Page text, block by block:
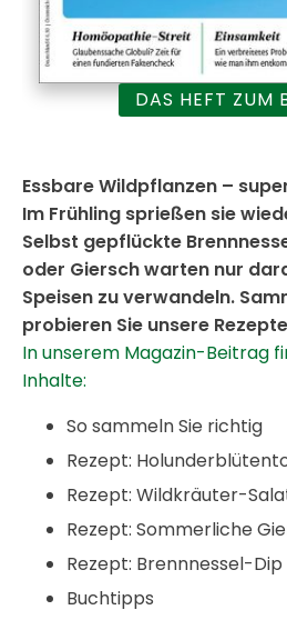
DAS HEFT ZUM
Essbare Wildpflanzen –
Im Frühling sprießen sie
Selbst gepflückte
oder Giersch warten nur
Speisen zu verwandeln.
probieren Sie unsere
In unserem Magazin-Beitrag
Inhalte:
So sammeln Sie richtig
Rezept:
Rezept: Wildkräuter-
Rezept: Sommerliche
Rezept: Brennnessel-
Buchtipps